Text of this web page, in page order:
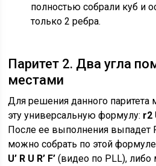
полностью собрали куб и
только 2 ребра.
Паритет 2. Два угла
местами
Для решения данного
эту универсальную формулу: r2
После ее выполнения выпадет
можно собрать по этой
U’ R U R’ F’ (видео по PLL), либо